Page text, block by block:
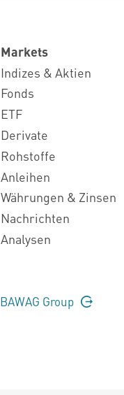
Markets
Indizes & Aktien
Fonds
ETF
Derivate
Rohstoffe
Anleihen
Währungen & Zinsen
Nachrichten
Analysen
BAWAG Group